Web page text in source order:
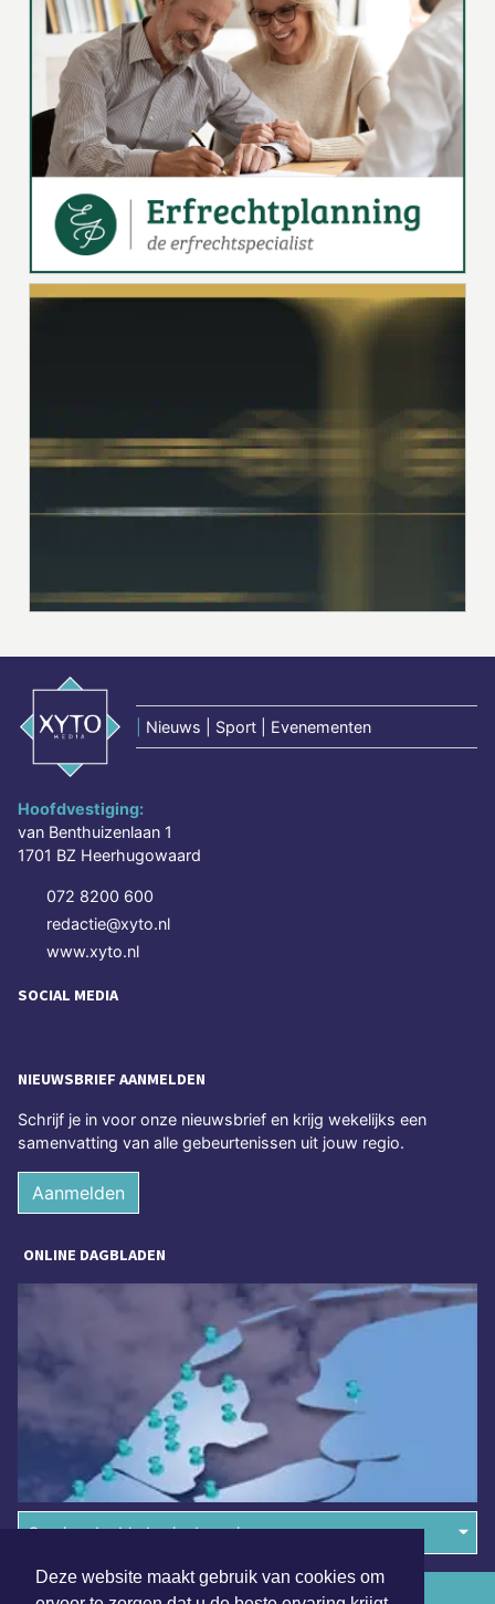
Deze website maakt gebruik van cookies om
Nieuws | Sport | Evenementen
Hoofdvestiging:
van Benthuizenlaan 1
1701 BZ Heerhugowaard
072 8200 600
redactie@xyto.nl
www.xyto.nl
SOCIAL MEDIA
NIEUWSBRIEF AANMELDEN
Schrijf je in voor onze nieuwsbrief en krijg wekelijks een
samenvatting van alle gebeurtenissen uit jouw regio.
Aanmelden
ONLINE DAGBLADEN
Overige dagbladen in de regio
Algemene voorwaarden